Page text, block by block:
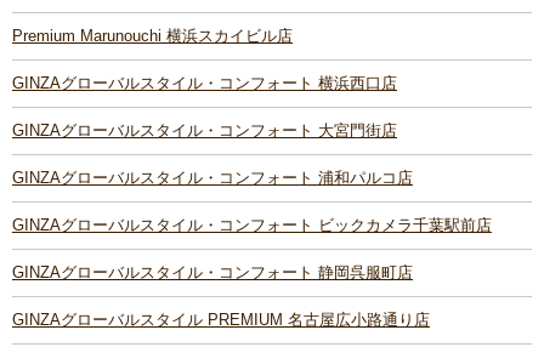
Premium Marunouchi 横浜スカイビル店
GINZAグローバルスタイル・コンフォート 横浜西口店
GINZAグローバルスタイル・コンフォート 大宮門街店
GINZAグローバルスタイル・コンフォート 浦和パルコ店
GINZAグローバルスタイル・コンフォート ビックカメラ千葉駅前店
GINZAグローバルスタイル・コンフォート 静岡呉服町店
GINZAグローバルスタイル PREMIUM 名古屋広小路通り店